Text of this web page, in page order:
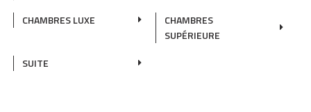
CHAMBRES LUXE
CHAMBRES
SUPÉRIEURE
SUITE